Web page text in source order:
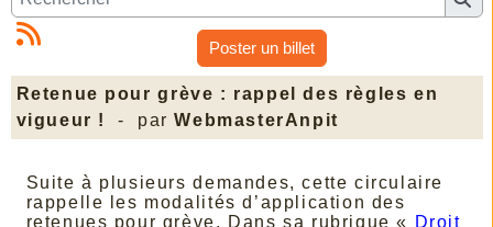
Poster un billet
Retenue pour grève : rappel des règles en
vigueur !
- parWebmasterAnpit
Suite à plusieurs demandes, cette circulaire
rappelle les modalités d’application des
retenues pour grève. Dans sa rubrique «
Droit